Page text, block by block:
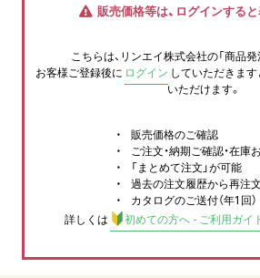
販売価格等は、ログインする
こちらは、リンエイ株式会社の「商品発
お客様ご登録後に ログイン していただきます
いただけます。
販売価格のご確認
ご注文・納期ご確認・在庫
「まとめて注文」が可能
過去の注文履歴から再注
カタログのご送付（年1回）
詳しくは
初めての方へ - ご利用ガイ